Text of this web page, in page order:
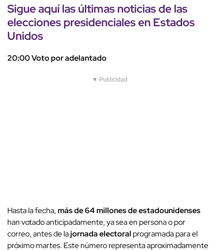
Sigue aquí las últimas noticias de las
elecciones presidenciales en Estados
Unidos
20:00 Voto por adelantado
▼ Publicidad
Hasta la fecha,más de 64 millones de estadounidenses
han votado anticipadamente, ya sea en persona o por
correo, antes de lajornada electoral programada para el
próximo martes. Este número representa aproximadamente